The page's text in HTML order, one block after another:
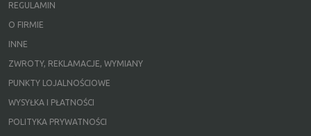
REGULAMIN
O FIRMIE
INNE
ZWROTY, REKLAMACJE, WYMIANY
PUNKTY LOJALNOŚCIOWE
WYSYŁKA I PŁATNOŚCI
POLITYKA PRYWATNOŚCI